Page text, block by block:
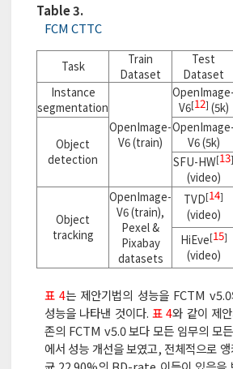
Table 3.
FCM CTTC
Task
Train
Dataset
Test
Dataset
Instance
segmentation
OpenImage-
V6 (train)
OpenImage-
V6[12] (5k)
Object
detection
OpenImage-
V6 (5k)
SFU-HW[13]
(video)
Object
tracking
OpenImage-
V6 (train),
Pexel &
Pixabay
datasets
TVD[14]
(video)
HiEve[15]
(video)
표 4는 제안기법의 성능을 FCTM
성능을 나타낸 것이다.표 4와 같이 제
존의 FCTM v5.0 보다 모든 임무의 모
에서 성능 개선을 보였고, 전체적으로